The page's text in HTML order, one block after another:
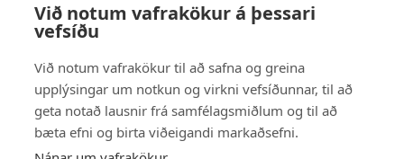
Við notum vafrakökur á þessari
vefsíðu
Við notum vafrakökur til að safna og greina
upplýsingar um notkun og virkni vefsíðunnar, til að
geta notað lausnir frá samfélagsmiðlum og til að
bæta efni og birta viðeigandi markaðsefni.